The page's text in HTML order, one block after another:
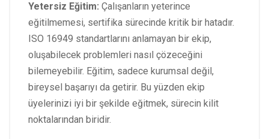
Yetersiz Eğitim: Çalışanların yeterince
eğitilmemesi, sertifika sürecinde kritik bir hatadır.
ISO 16949 standartlarını anlamayan bir ekip,
oluşabilecek problemleri nasıl çözeceğini
bilemeyebilir. Eğitim, sadece kurumsal değil,
bireysel başarıyı da getirir. Bu yüzden ekip
üyelerinizi iyi bir şekilde eğitmek, sürecin kilit
noktalarından biridir.